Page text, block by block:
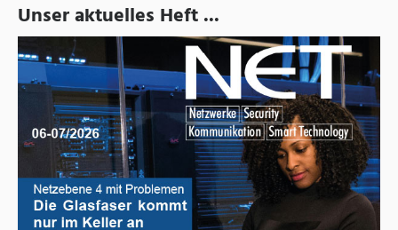
Unser aktuelles Heft ...